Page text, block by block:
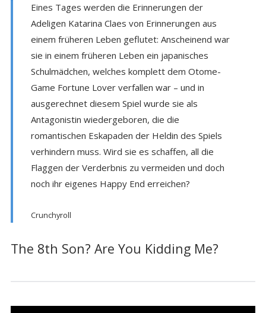
Eines Tages werden die Erinnerungen der
Adeligen Katarina Claes von Erinnerungen aus
einem früheren Leben geflutet: Anscheinend war
sie in einem früheren Leben ein japanisches
Schulmädchen, welches komplett dem Otome-
Game Fortune Lover verfallen war – und in
ausgerechnet diesem Spiel wurde sie als
Antagonistin wiedergeboren, die die
romantischen Eskapaden der Heldin des Spiels
verhindern muss. Wird sie es schaffen, all die
Flaggen der Verderbnis zu vermeiden und doch
noch ihr eigenes Happy End erreichen?
Crunchyroll
The 8th Son? Are You Kidding Me?